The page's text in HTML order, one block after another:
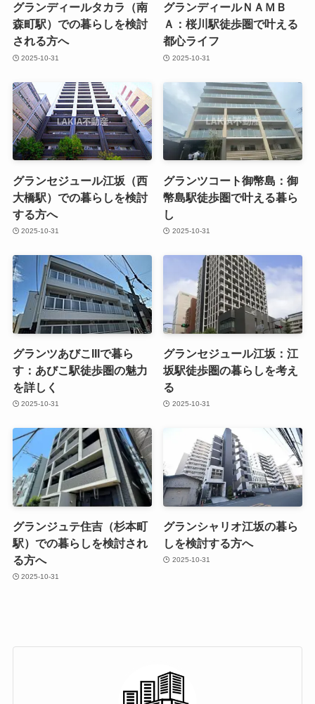
グランディールタカラ（南
森町駅）での暮らしを検討
される方へ
2025-10-31
グランディールＮＡＭＢ
Ａ：桜川駅徒歩圏で叶える
都心ライフ
2025-10-31
グランセジュール江坂（西
大橋駅）での暮らしを検討
する方へ
2025-10-31
グランツコート御幣島：御
幣島駅徒歩圏で叶える暮ら
し
2025-10-31
グランツあびこIIIで暮ら
す：あびこ駅徒歩圏の魅力
を詳しく
2025-10-31
グランセジュール江坂：江
坂駅徒歩圏の暮らしを考え
る
2025-10-31
グランジュテ住吉（杉本町
駅）での暮らしを検討され
る方へ
2025-10-31
グランシャリオ江坂の暮ら
しを検討する方へ
2025-10-31